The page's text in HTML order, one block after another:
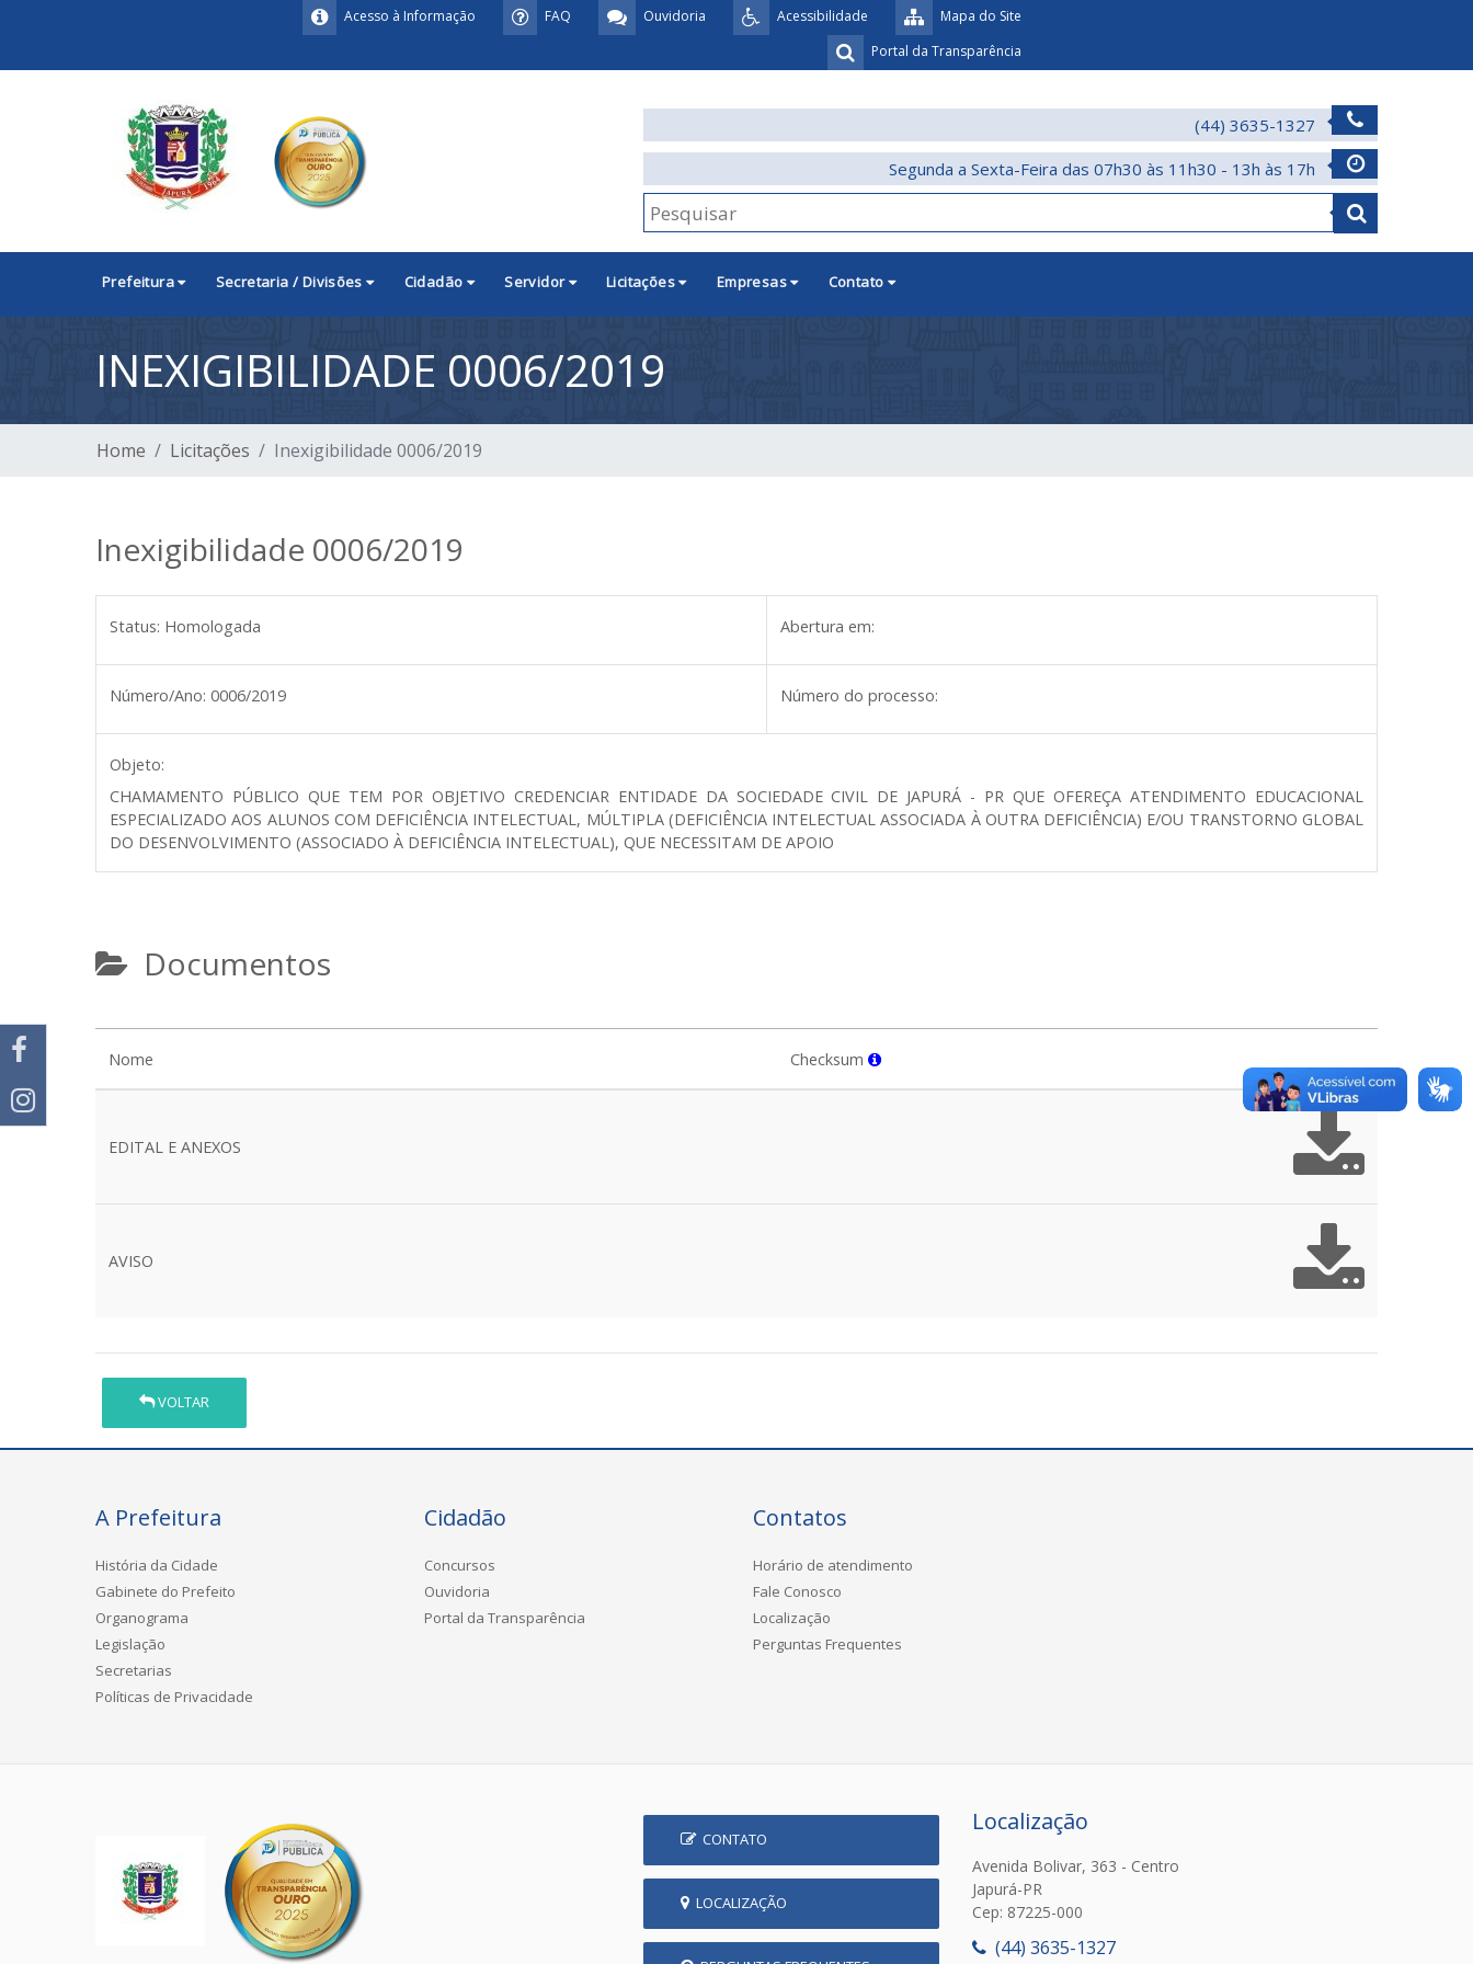
Mapa do Site
Acessibilidade
Ouvidoria
FAQ
Acesso à Informação
Portal da Transparência
(44) 3635-1327
Segunda a Sexta-Feira das 07h30 às 11h30 - 13h às 17h
Prefeitura Secretaria / Divisões Cidadão Servidor Licitações Empresas Contato
INEXIGIBILIDADE 0006/2019
Home Licitações Inexigibilidade 0006/2019
Inexigibilidade 0006/2019
Status: Homologada Abertura em:
Número/Ano: 0006/2019 Número do processo:
Objeto:
CHAMAMENTO PÚBLICO QUE TEM POR OBJETIVO CREDENCIAR ENTIDADE DA SOCIEDADE CIVIL DE JAPURÁ - PR QUE OFEREÇA ATENDIMENTO EDUCACIONAL
ESPECIALIZADO AOS ALUNOS COM DEFICIÊNCIA INTELECTUAL, MÚLTIPLA (DEFICIÊNCIA INTELECTUAL ASSOCIADA À OUTRA DEFICIÊNCIA) E/OU TRANSTORNO GLOBAL
DO DESENVOLVIMENTO (ASSOCIADO À DEFICIÊNCIA INTELECTUAL), QUE NECESSITAM DE APOIO
Documentos
Nome Checksum
EDITAL E ANEXOS
AVISO
VOLTAR
A Prefeitura
História da Cidade
Gabinete do Prefeito
Organograma
Legislação
Secretarias
Políticas de Privacidade
Cidadão
Concursos
Ouvidoria
Portal da Transparência
Contatos
Horário de atendimento
Fale Conosco
Localização
Perguntas Frequentes
CONTATO
LOCALIZAÇÃO
Localização
Avenida Bolivar, 363 - Centro
Japurá-PR
Cep: 87225-000
(44) 3635-1327